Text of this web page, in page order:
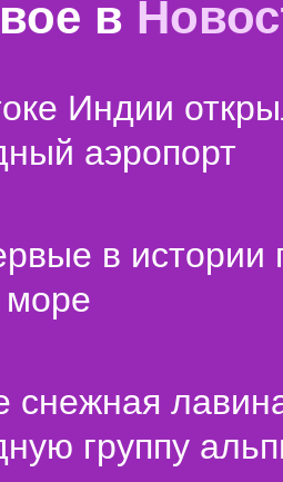
в
Индии
аэропорт
в истории
море
снежная
группу